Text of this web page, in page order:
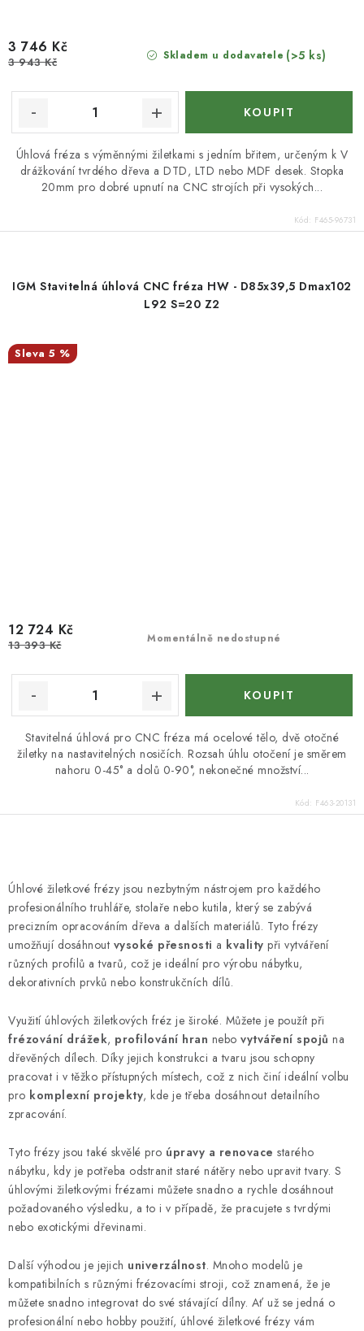
Skladem u dodavatele (>5 ks)
3 746 Kč
3 943 Kč
Úhlová fréza s výměnnými žiletkami s jedním břitem, určeným k V
drážkování tvrdého dřeva a DTD, LTD nebo MDF desek. Stopka
20mm pro dobré upnutí na CNC strojích při vysokých...
Kód: F465-96731
IGM Stavitelná úhlová CNC fréza HW - D85x39,5 Dmax102
L92 S=20 Z2
5 %
Momentálně nedostupné
12 724 Kč
13 393 Kč
Stavitelná úhlová pro CNC fréza má ocelové tělo, dvě otočné
žiletky na nastavitelných nosičích. Rozsah úhlu otočení je směrem
nahoru 0-45° a dolů 0-90°, nekonečné množství...
Kód: F463-20131
v
l
á
d
a
c
í
p
r
v
k
y
ý
p
i
s
Úhlové žiletkové frézy jsou nezbytným nástrojem pro každého
profesionálního truhláře, stolaře nebo kutila, který se zabývá
precizním opracováním dřeva a dalších materiálů. Tyto frézy
umožňují dosáhnout vysoké přesnosti a kvality při vytváření
různých profilů a tvarů, což je ideální pro výrobu nábytku,
dekorativních prvků nebo konstrukčních dílů.
Využití úhlových žiletkových fréz je široké. Můžete je použít při
frézování drážek, profilování hran nebo vytváření spojů na
dřevěných dílech. Díky jejich konstrukci a tvaru jsou schopny
pracovat i v těžko přístupných místech, což z nich činí ideální volbu
pro komplexní projekty, kde je třeba dosáhnout detailního
zpracování.
Tyto frézy jsou také skvělé pro úpravy a renovace starého
nábytku, kdy je potřeba odstranit staré nátěry nebo upravit tvary. S
úhlovými žiletkovými frézami můžete snadno a rychle dosáhnout
požadovaného výsledku, a to i v případě, že pracujete s tvrdými
nebo exotickými dřevinami.
Další výhodou je jejich univerzálnost. Mnoho modelů je
kompatibilních s různými frézovacími stroji, což znamená, že je
můžete snadno integrovat do své stávající dílny. Ať už se jedná o
profesionální nebo hobby použití, úhlové žiletkové frézy vám